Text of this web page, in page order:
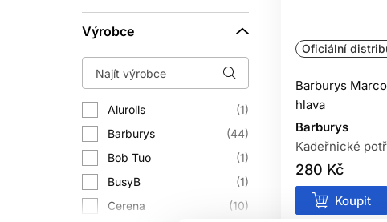
Výrobce
Alurolls
1
Barburys
44
Bob Tuo
1
BusyB
1
Cerena
10
Oficiální
Barburys
hlava
Barburys
Kadeřnické
280 Kč
Koupit